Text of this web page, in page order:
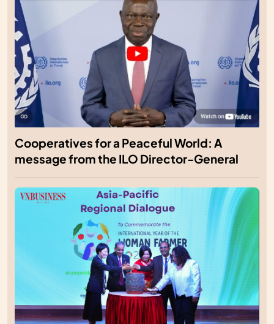
Cooperatives for a Peaceful World: A
message from the ILO Director-General